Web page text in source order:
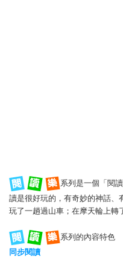
系列是一個「閱
讀是很好玩的，有奇妙的神話
玩了一趟過山車；在摩天輪上
系列的內容特色
同步閱讀